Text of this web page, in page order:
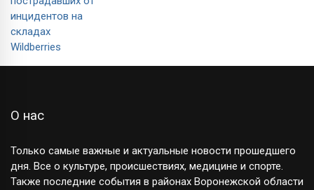
О нас
Только самые важные и актуальные новости прошедшего
дня. Все о культуре, происшествиях, медицине и спорте.
Также последние события в районах Воронежской области